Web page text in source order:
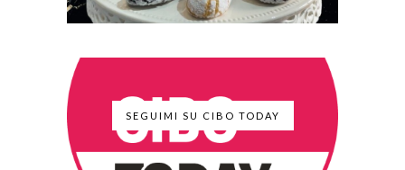
SEGUIMI SU CIBO TODAY